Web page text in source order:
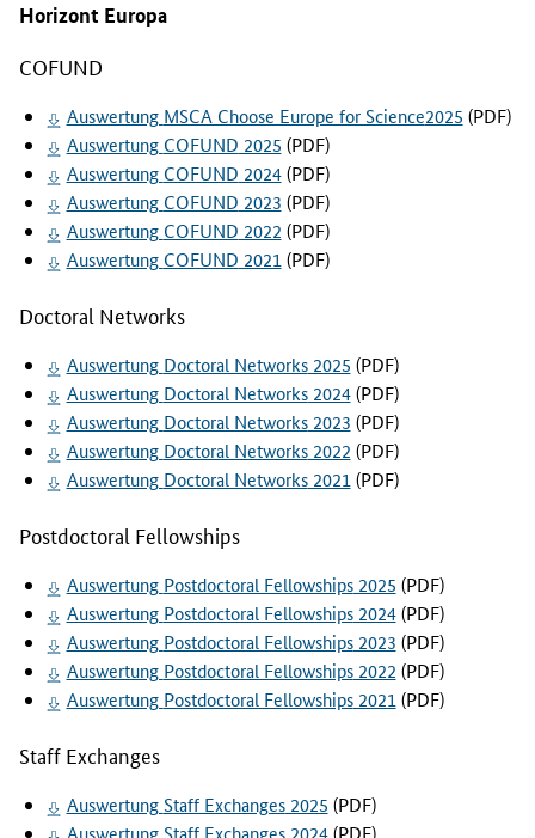
C
l
-
A
u
s
w
e
t
n
g
d
n
S
e
a
f
e
Horizont Europa
COFUND
Auswertung MSCA Choose Europe for Science2025 (PDF)
Auswertung COFUND 2025 (PDF)
Auswertung COFUND 2024(PDF)
Auswertung COFUND 2023 (PDF)
Auswertung COFUND 2022 (PDF)
Auswertung COFUND 2021(PDF)
Doctoral Networks
Auswertung Doctoral Networks2025 (PDF)
Auswertung Doctoral Networks2024(PDF)
Auswertung Doctoral Networks2023 (PDF)
Auswertung Doctoral Networks2022 (PDF)
Auswertung Doctoral Networks2021(PDF)
Postdoctoral Fellowships
Auswertung Postdoctoral Fellowships2025 (PDF)
Auswertung Postdoctoral Fellowships2024(PDF)
Auswertung Postdoctoral Fellowships2023 (PDF)
Auswertung Postdoctoral Fellowships2022 (PDF)
Auswertung Postdoctoral Fellowships2021(PDF)
Staff Exchanges
AuswertungStaff Exchanges2025 (PDF)